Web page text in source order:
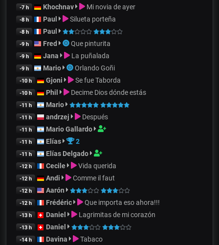
-7 h Khochnav Mi novia de ayer
-8 h Paul Silueta porteña
-8 h Paul
-9 h Fred Que pinturita
-9 h Jana La puñalada
-9 h Mario Orlando Goñi
-10 h Gjoni Se fue Taborda
-10 h Phil Decime Dios dónde estás
-11 h Mario
-11 h andrzej Después
-11 h Mario Gallardo
-11 h Elías 2
-11 h Elías Delgado
-12 h Cecile Vida querida
-12 h Andi Comme il faut
-12 h Aarón
-12 h Frédéric Que importa eso ahora!!!
-13 h Daniel Lagrimitas de mi corazón
-13 h Daniel
-14 h Davina Tabaco